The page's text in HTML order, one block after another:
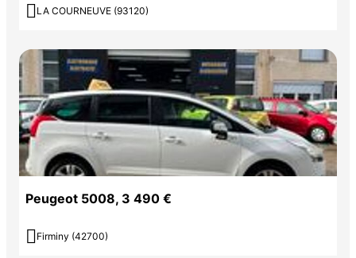
 LA COURNEUVE (93120)
Peugeot 5008, 3 490 €
 Firminy (42700)